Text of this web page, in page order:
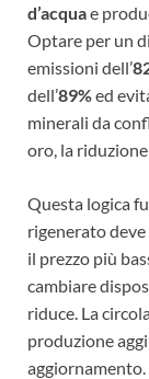
d’acquae
Optare per un
emissioni dell’
dell’89%ed
minerali da
oro, la
Questa logica
rigenerato
il prezzo più
cambiare
riduce. La
produzione